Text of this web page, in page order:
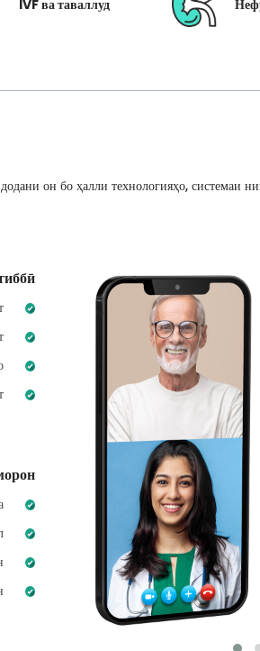
IVF ва таваллуд
он бо ҳалли технологияҳо, системаи